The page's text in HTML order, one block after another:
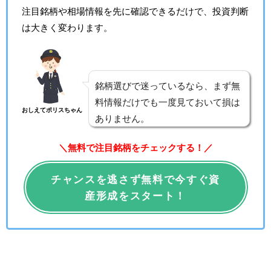
注目銘柄や相場情報を先に確認できるだけで、投資判断
は大きく変わります。
おしえてポリスちゃん
銘柄選びで迷っているなら、まず無
料情報だけでも一度見ておいて損は
ありません。
＼無料で注目銘柄をチェックする！／
チャンスを逃さず無料で今すぐ資
産形成をスタート！